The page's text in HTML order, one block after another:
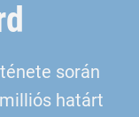
során
határt